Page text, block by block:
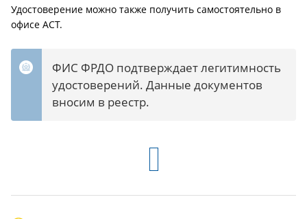
Удостоверение можно также получить самостоятельно в
офисе АСТ.
ФИС ФРДО подтверждает легитимность
удостоверений. Данные документов
вносим в реестр.